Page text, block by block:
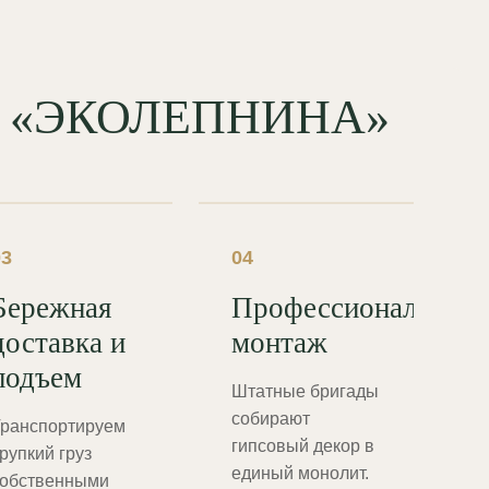
«ЭКОЛЕПНИНА»
и
груз
04
Профессиональный
монтаж
Штатные бригады
собирают
гипсовый декор в
единый монолит.